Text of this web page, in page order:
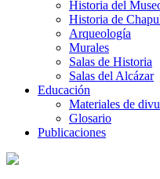
Historia del
Historia de
Arqueología
Murales
Salas de Historia
Salas del Alcázar
Educación
Materiales de
Glosario
Publicaciones